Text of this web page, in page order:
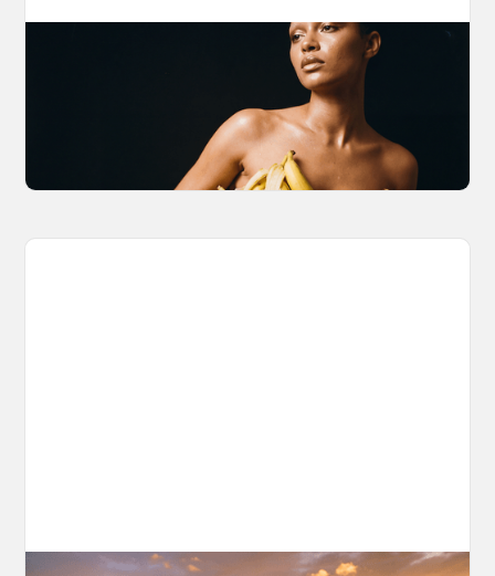
The Nano Banana 2 Handbook
Brian from Litany of Ignition gives a hands-on
breakdown of what Gemini 2.0 Flash Image
can actually do, with the prompts to prove it.